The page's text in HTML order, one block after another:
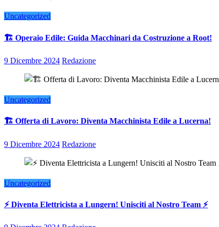
Uncategorized
🏗️ Operaio Edile: Guida Macchinari da Costruzione a Root!
9 Dicembre 2024 Redazione
Uncategorized
🏗️ Offerta di Lavoro: Diventa Macchinista Edile a Lucerna!
9 Dicembre 2024 Redazione
Uncategorized
⚡ Diventa Elettricista a Lungern! Unisciti al Nostro Team ⚡